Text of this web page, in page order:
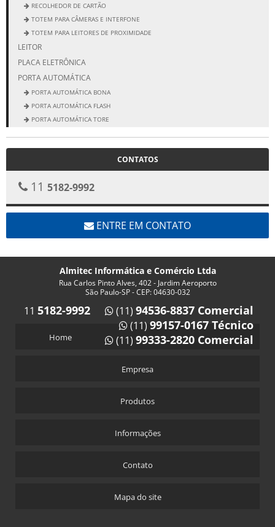
RECOLHEDOR DE CARTÃO
TOTEM PARA CÂMERAS E INTERFONE
TOTEM PARA LEITORES DE PROXIMIDADE
LEITOR
PLACA ELETRÔNICA
PORTA AUTOMÁTICA
PORTA AUTOMÁTICA BONA
PORTA AUTOMÁTICA FLASH
PORTA AUTOMÁTICA TORE
PORTA NEW CLASSIC
CONTATOS
11 5182-9992
ENTRE EM CONTATO
Almitec Informática e Comércio Ltda
Rua Carlos Pinto Alves, 402 - Jardim Aeroporto
São Paulo-SP - CEP: 04630-032
11 5182-9992 (11) 94536-8837 Comercial
(11) 99157-0167 Técnico
(11) 99333-2820 Comercial
Home
Empresa
Produtos
Informações
Contato
Mapa do site